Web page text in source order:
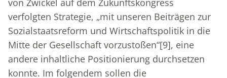
von Zwickel auf dem Zukunftskongress
verfolgten Strategie, „mit unseren Beiträgen zur
Sozialstaatsreform und Wirtschaftspolitik in die
Mitte der Gesellschaft vorzustoßen“[9], eine
andere inhaltliche Positionierung durchsetzen
konnte. Im folgendem sollen die